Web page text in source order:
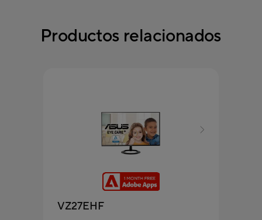
Productos relacionados
VZ27EHF